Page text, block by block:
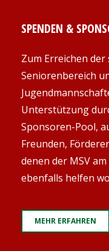
SPENDEN &
Zum Erreichen
Seniorenbereich
Unterstützung
Sponsoren-Pool,
Freunden,
denen der MSV
ebenfalls helfen
MEHR ERFAHREN